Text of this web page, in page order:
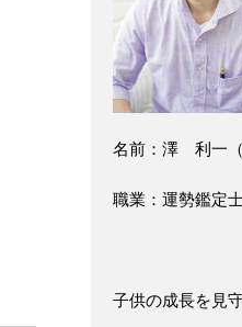
名前：澤 利一
職業：運勢鑑定
子供の成長を見